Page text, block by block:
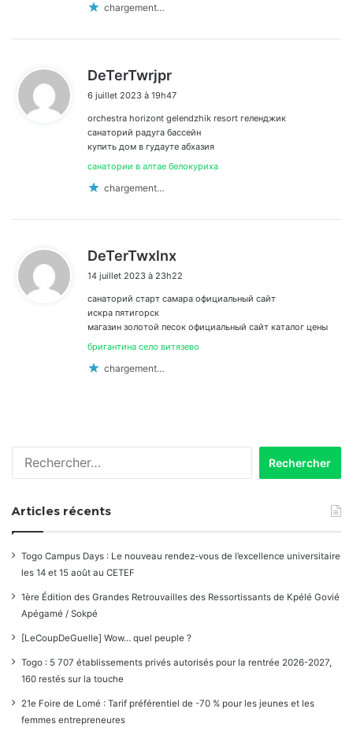
chargement…
DeTerTwrjpr
t
:
6 juillet 2023 à 19h47
orchestra horizont gelendzhik resort геленджик
санаторий радуга бассейн
купить дом в гудауте абхазия
санатории в алтае белокуриха
chargement…
DeTerTwxlnx
t
14 juillet 2023 à 23h22
санаторий старт самара официальный сайт
искра пятигорск
магазин золотой песок официальный сайт каталог цены
бригантина село витязево
chargement…
Articles récents
Togo Campus Days : Le nouveau rendez-vous de l’excellence universitaire
les 14 et 15 août au CETEF
1ère Édition des Grandes Retrouvailles des Ressortissants de Kpélé Govié
Apégamé / Sokpé
[LeCoupDeGuelle] Wow… quel peuple ?
Togo : 5 707 établissements privés autorisés pour la rentrée 2026-2027,
160 restés sur la touche
21e Foire de Lomé : Tarif préférentiel de -70 % pour les jeunes et les
femmes entrepreneures